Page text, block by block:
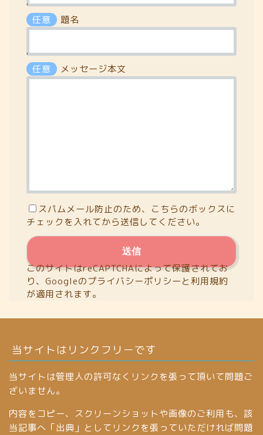
'
任意
題名
'
任意
メッセージ本文
スパムメール防止のため、こちらのボックスに
チェックを入れてから送信してください。
このサイトはreCAPTCHAによって保護されてお
り、Googleのプライバシーポリシーと利用規約
が適用されます。
当サイトはリンクフリーです
当サイトは管理人の許可なくリンクを張って頂いて問題ご
ざいません。
内容をコピー、スクリーンショットや画像のご利用も、該
当記事へ「出典」としてリンクを張っていただければ問題